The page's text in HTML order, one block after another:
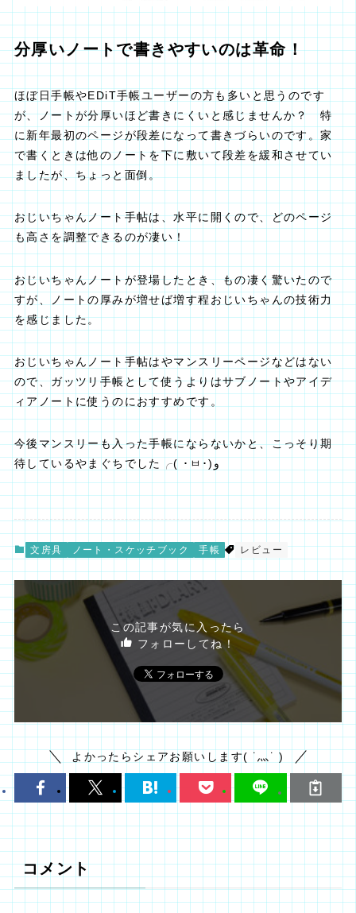
分厚いノートで書きやすいのは革命！
ほぼ日手帳やEDiT手帳ユーザーの方も多いと思うのです
が、ノートが分厚いほど書きにくいと感じませんか？ 特
に新年最初のページが段差になって書きづらいのです。家
で書くときは他のノートを下に敷いて段差を緩和させてい
ましたが、ちょっと面倒。
おじいちゃんノート手帖は、水平に開くので、どのページ
も高さを調整できるのが凄い！
おじいちゃんノートが登場したとき、もの凄く驚いたので
すが、ノートの厚みが増せば増す程おじいちゃんの技術力
を感じました。
おじいちゃんノート手帖はやマンスリーページなどはない
ので、ガッツリ手帳として使うよりはサブノートやアイデ
ィアノートに使うのにおすすめです。
今後マンスリーも入った手帳にならないかと、こっそり期
待しているやまぐちでした╭( ･ㅂ･)و
文房具 ノート・スケッチブック 手帳 レビュー
この記事が気に入ったら
フォローしてね！
よかったらシェアお願いします( ˙灬˙ )
コメント